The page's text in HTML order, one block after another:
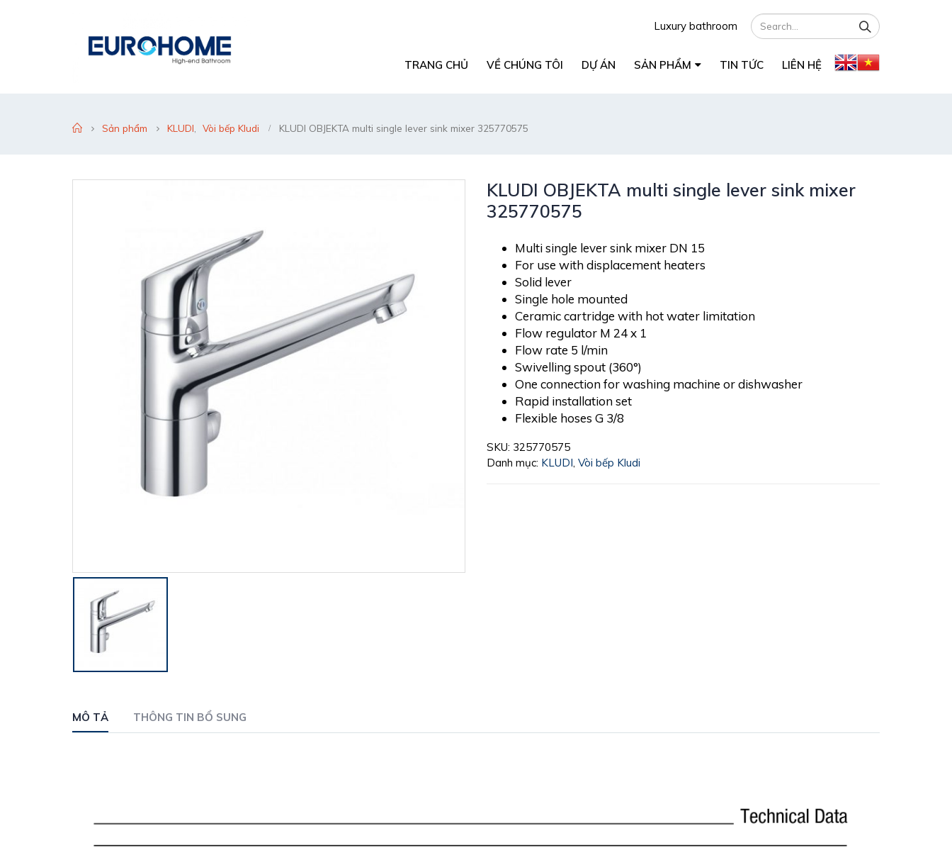
Luxury bathroom
TRANG CHỦ VỀ CHÚNG TÔI DỰ ÁN SẢN PHẨM TIN TỨC LIÊN HỆ
Sản phẩm KLUDI Vòi bếp Kludi KLUDI OBJEKTA multi single lever sink mixer 325770575
KLUDI OBJEKTA multi single lever sink mixer
325770575
Multi single lever sink mixer DN 15
For use with displacement heaters
Solid lever
Single hole mounted
Ceramic cartridge with hot water limitation
Flow regulator M 24 x 1
Flow rate 5 l/min
Swivelling spout (360°)
One connection for washing machine or dishwasher
Rapid installation set
Flexible hoses G 3/8
SKU: 325770575
Danh mục: KLUDI, Vòi bếp Kludi
MÔ TẢ THÔNG TIN BỔ SUNG